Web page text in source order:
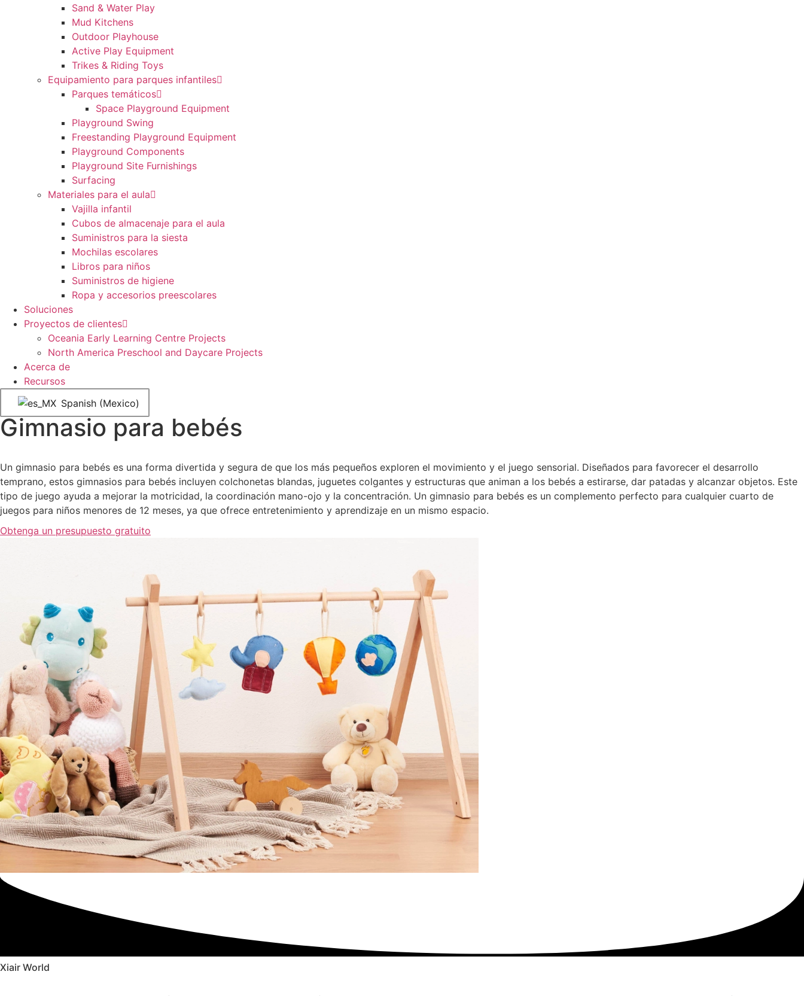
Sand & Water Play
Mud Kitchens
Outdoor Playhouse
Active Play Equipment
Trikes & Riding Toys
Equipamiento para parques infantiles
Parques temáticos
Space Playground Equipment
Playground Swing
Freestanding Playground Equipment
Playground Components
Playground Site Furnishings
Surfacing
Materiales para el aula
Vajilla infantil
Cubos de almacenaje para el aula
Suministros para la siesta
Mochilas escolares
Libros para niños
Suministros de higiene
Ropa y accesorios preescolares
Soluciones
Proyectos de clientes
Oceania Early Learning Centre Projects
North America Preschool and Daycare Projects
Acerca de
Recursos
Spanish (Mexico)
Gimnasio para bebés
Un gimnasio para bebés es una forma divertida y segura de que los más pequeños exploren el movimiento y el juego sensorial. Diseñados para favorecer el desarrollo
temprano, estos gimnasios para bebés incluyen colchonetas blandas, juguetes colgantes y estructuras que animan a los bebés a estirarse, dar patadas y alcanzar objetos. Este
tipo de juego ayuda a mejorar la motricidad, la coordinación mano-ojo y la concentración. Un gimnasio para bebés es un complemento perfecto para cualquier cuarto de
juegos para niños menores de 12 meses, ya que ofrece entretenimiento y aprendizaje en un mismo espacio.
Obtenga un presupuesto gratuito
Xiair World